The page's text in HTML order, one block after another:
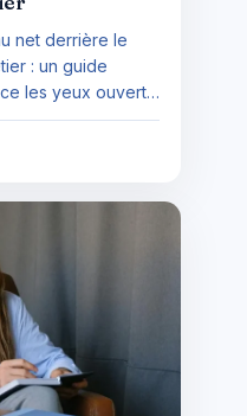
net derrière le
: un guide
les yeux ouverts,